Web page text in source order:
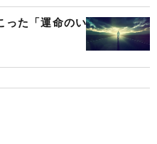
った「運命のい